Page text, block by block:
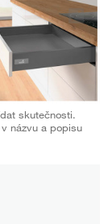
skutečnosti.
názvu a popisu